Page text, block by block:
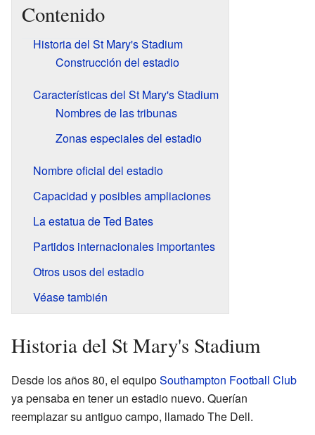
Contenido
Historia del St Mary's Stadium
Construcción del estadio
Características del St Mary's Stadium
Nombres de las tribunas
Zonas especiales del estadio
Nombre oficial del estadio
Capacidad y posibles ampliaciones
La estatua de Ted Bates
Partidos internacionales importantes
Otros usos del estadio
Véase también
Historia del St Mary's Stadium
Desde los años 80, el equipoSouthampton Football Club
ya pensaba en tener un estadio nuevo. Querían
reemplazar su antiguo campo, llamado The Dell.